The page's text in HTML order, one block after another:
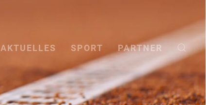
AKTUELLES SPORT PARTNER